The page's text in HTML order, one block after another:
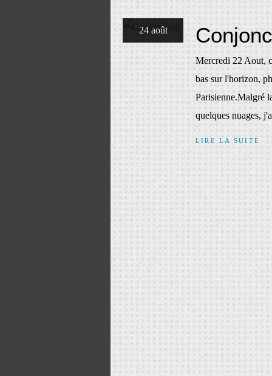
24 août
Mercredi 22 Aout,
bas sur l'horizon,
Parisienne.Malgré
quelques nuages,
LIRE LA SUITE